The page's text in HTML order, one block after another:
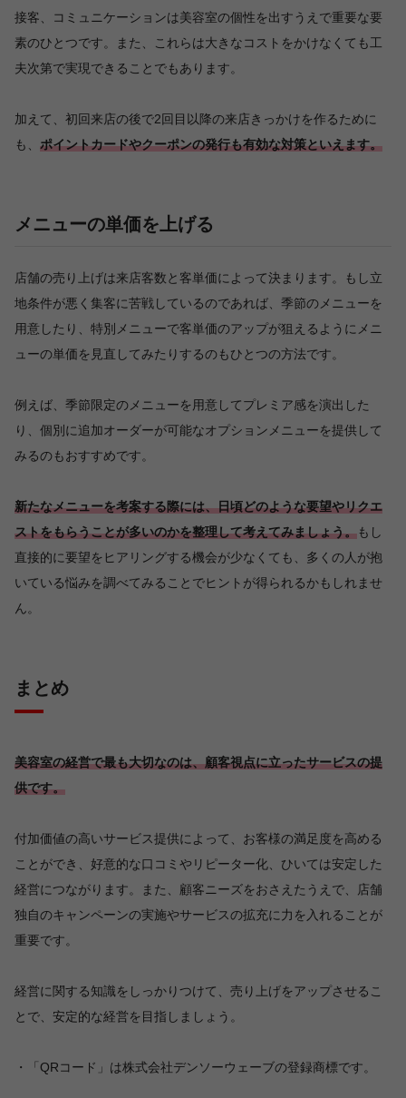
接客、コミュニケーションは美容室の個性を出すうえで重要な要
素のひとつです。また、これらは大きなコストをかけなくても工
夫次第で実現できることでもあります。
加えて、初回来店の後で2回目以降の来店きっかけを作るために
も、 ポイントカードやクーポンの発行も有効な対策といえます。
メニューの単価を上げる
店舗の売り上げは来店客数と客単価によって決まります。もし立
地条件が悪く集客に苦戦しているのであれば、季節のメニューを
用意したり、特別メニューで客単価のアップが狙えるようにメニ
ューの単価を見直してみたりするのもひとつの方法です。
例えば、季節限定のメニューを用意してプレミア感を演出した
り、個別に追加オーダーが可能なオプションメニューを提供して
みるのもおすすめです。
新たなメニューを考案する際には、日頃どのような要望やリクエ
ストをもらうことが多いのかを整理して考えてみましょう。もし
直接的に要望をヒアリングする機会が少なくても、多くの人が抱
いている悩みを調べてみることでヒントが得られるかもしれませ
ん。
まとめ
美容室の経営で最も大切なのは、顧客視点に立ったサービスの提
供です。
付加価値の高いサービス提供によって、お客様の満足度を高める
ことができ、好意的な口コミやリピーター化、ひいては安定した
経営につながります。また、顧客ニーズをおさえたうえで、店舗
独自のキャンペーンの実施やサービスの拡充に力を入れることが
重要です。
経営に関する知識をしっかりつけて、売り上げをアップさせるこ
とで、安定的な経営を目指しましょう。
・「QRコード」は株式会社デンソーウェーブの登録商標です。